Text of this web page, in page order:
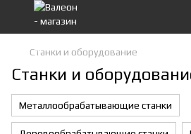
Станки и оборудование
Станки и
Металлообрабатывающие станки